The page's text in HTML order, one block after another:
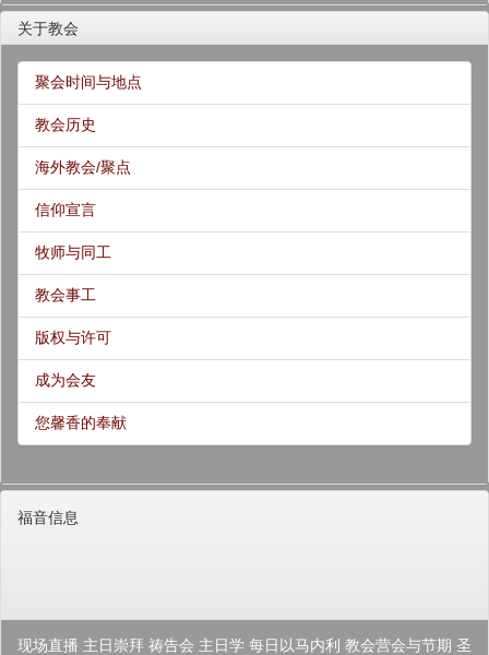
关于教会
聚会时间与地点
教会历史
海外教会/聚点
信仰宣言
牧师与同工
教会事工
版权与许可
成为会友
您馨香的奉献
福音信息
现场直播 主日崇拜 祷告会 主日学 每日以马内利 教会营会与节期 圣